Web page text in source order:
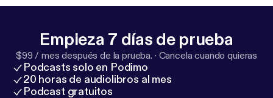
Empieza 7 días de prueba
$99 / mes después de la prueba. · Cancela cuando quieras
Podcasts solo en Podimo
20 horas de audiolibros al mes
Podcast gratuitos